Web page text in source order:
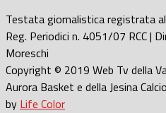
Testata giornalistica registrata
Reg. Periodici n. 4051/07 RCC |
Moreschi
Copyright © 2019 Web Tv della
Aurora Basket e della Jesina
by Life Color